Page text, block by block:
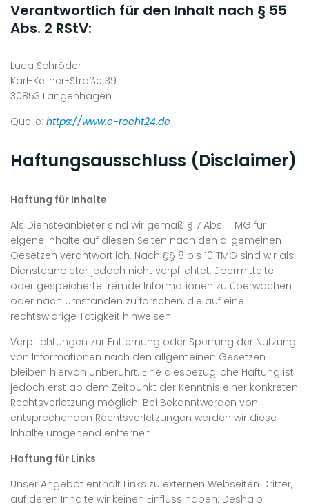
Verantwortlich für den Inhalt nach § 55
Abs. 2 RStV:
Luca Schröder
Karl-Kellner-Straße 39
30853 Langenhagen
Quelle: https://www.e-recht24.de
Haftungsausschluss (Disclaimer)
Haftung für Inhalte
Als Diensteanbieter sind wir gemäß § 7 Abs.1 TMG für
eigene Inhalte auf diesen Seiten nach den allgemeinen
Gesetzen verantwortlich. Nach §§ 8 bis 10 TMG sind wir als
Diensteanbieter jedoch nicht verpflichtet, übermittelte
oder gespeicherte fremde Informationen zu überwachen
oder nach Umständen zu forschen, die auf eine
rechtswidrige Tätigkeit hinweisen.
Verpflichtungen zur Entfernung oder Sperrung der Nutzung
von Informationen nach den allgemeinen Gesetzen
bleiben hiervon unberührt. Eine diesbezügliche Haftung ist
jedoch erst ab dem Zeitpunkt der Kenntnis einer konkreten
Rechtsverletzung möglich. Bei Bekanntwerden von
entsprechenden Rechtsverletzungen werden wir diese
Inhalte umgehend entfernen.
Haftung für Links
Unser Angebot enthält Links zu externen Webseiten Dritter,
auf deren Inhalte wir keinen Einfluss haben. Deshalb